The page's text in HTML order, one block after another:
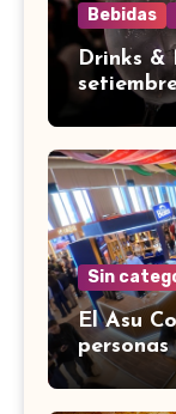
Bebidas
Drinks &
Sin
El Asu